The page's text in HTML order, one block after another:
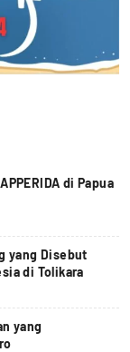
di Papua
yang Disebut
di Tolikara
yang